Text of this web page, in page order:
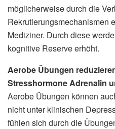
möglicherweise durch die
Rekrutierungsmechanismen
Mediziner. Durch diese
kognitive Reserve erhöht.
Aerobe Übungen
Stresshormone Adrenalin
Aerobe Übungen können
nicht unter klinischen
fühlen sich durch die